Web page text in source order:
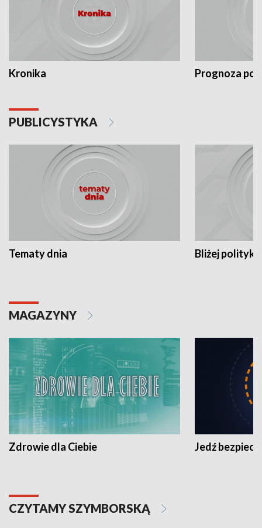
Kronika Prognoza
PUBLICYSTYKA
Tematy dnia Bliżej polityki
MAGAZYNY
Zdrowie dla Ciebie Jedź
CZYTAMY SZYMBORSKĄ